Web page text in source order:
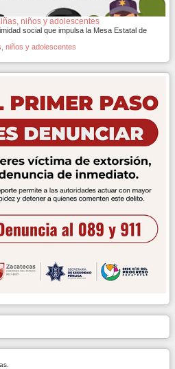
niños y adolescentes
social que impulsa la Mesa Estatal de
niños y adolescentes